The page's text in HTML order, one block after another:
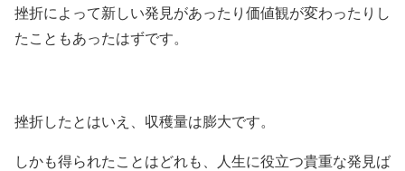
挫折によって新しい発見があったり価値観が変わったりし
たこともあったはずです。
挫折したとはいえ、収穫量は膨大です。
しかも得られたことはどれも、人生に役立つ貴重な発見ば